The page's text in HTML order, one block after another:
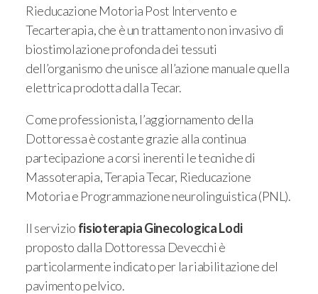
Rieducazione Motoria Post Intervento e
Tecarterapia, che è un trattamento non invasivo di
biostimolazione profonda dei tessuti
dell’organismo che unisce all’azione manuale quella
elettrica prodotta dalla Tecar.
Come professionista, l’aggiornamento della
Dottoressa è costante grazie alla continua
partecipazione a corsi inerenti le tecniche di
Massoterapia, Terapia Tecar, Rieducazione
Motoria e Programmazione neurolinguistica (PNL).
Il servizio fisioterapia Ginecologica Lodi
proposto dalla Dottoressa Devecchi è
particolarmente indicato per la riabilitazione del
pavimento pelvico.